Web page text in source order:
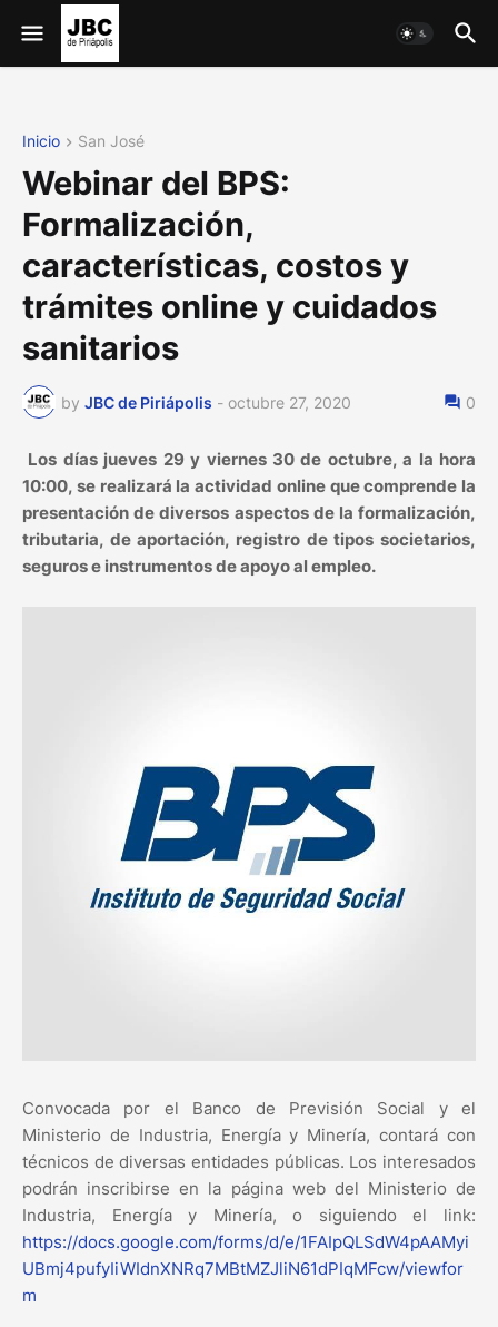
Inicio San José
Webinar del BPS:
Formalización,
características, costos y
trámites online y cuidados
sanitarios
by JBC de Piriápolis - octubre 27, 2020 0
Los días jueves 29 y viernes 30 de octubre, a la hora
10:00, se realizará la actividad online que comprende la
presentación de diversos aspectos de la formalización,
tributaria, de aportación, registro de tipos societarios,
seguros e instrumentos de apoyo al empleo.
Convocada por el Banco de Previsión Social y el
Ministerio de Industria, Energía y Minería, contará con
técnicos de diversas entidades públicas. Los interesados
podrán inscribirse en la página web del Ministerio de
Industria, Energía y Minería, o siguiendo el link:
https://docs.google.com/forms/d/e/1FAIpQLSdW4pAAMyi
UBmj4pufyIiWIdnXNRq7MBtMZJliN61dPIqMFcw/viewfor
m